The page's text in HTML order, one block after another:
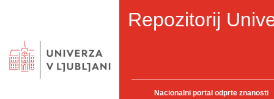
Repozitorij
Nacionalni portal odprte znanosti